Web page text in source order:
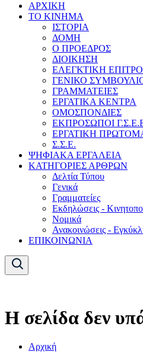
ΑΡΧΙΚΗ
ΤΟ ΚΙΝΗΜΑ
ΙΣΤΟΡΙΑ
ΔΟΜΗ
Ο ΠΡΟΕΔΡΟΣ
ΔΙΟΙΚΗΣΗ
ΕΛΕΓΚΤΙΚΗ
ΓΕΝΙΚΟ
ΓΡΑΜΜΑΤΕΙΕΣ
ΕΡΓΑΤΙΚΑ ΚΕΝΤΡΑ
ΟΜΟΣΠΟΝΔΙΕΣ
ΕΚΠΡΟΣΩΠΟΙ
ΕΡΓΑΤΙΚΗ
Σ.Σ.Ε.
ΨΗΦΙΑΚΑ ΕΡΓΑΛΕΙΑ
ΚΑΤΗΓΟΡΙΕΣ ΑΡΘΡΩΝ
Δελτία Τύπου
Γενικά
Γραμματείες
Εκδηλώσεις -
Νομικά
Ανακοινώσεις -
ΕΠΙΚΟΙΝΩΝΙΑ
Η σελίδα δεν
Αρχική